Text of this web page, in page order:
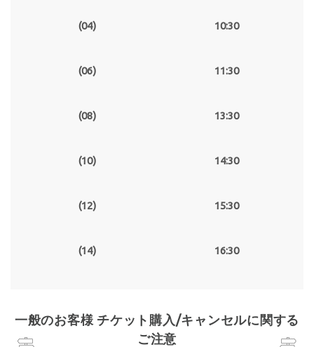
(04) 10:30
(06) 11:30
(08) 13:30
(10) 14:30
(12) 15:30
(14) 16:30
一般のお客様 チケット購入/キャンセルに関する
ご注意